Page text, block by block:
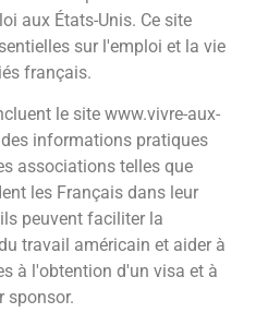
aux États-Unis. Ce site
sur l'emploi et la vie
français.
le site www.vivre-aux-
informations pratiques
associations telles que
les Français dans leur
peuvent faciliter la
travail américain et aider à
à l'obtention d'un visa et à
sponsor.